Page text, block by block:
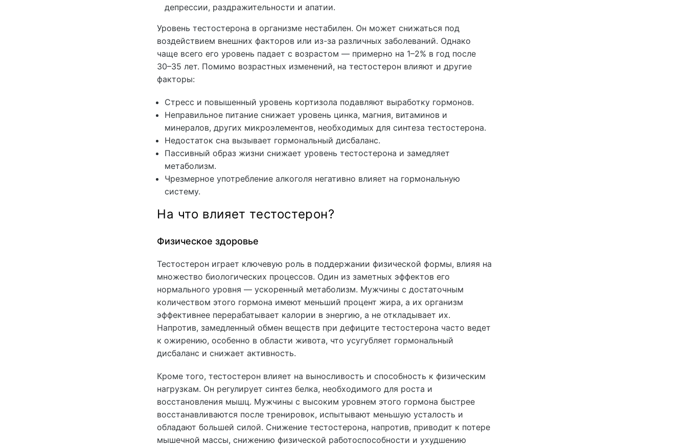
депрессии, раздражительности и апатии.
Уровень тестостерона в организме нестабилен. Он может снижаться под
воздействием внешних факторов или из-за различных заболеваний. Однако
чаще всего его уровень падает с возрастом — примерно на 1–2% в год после
30–35 лет. Помимо возрастных изменений, на тестостерон влияют и другие
факторы:
Стресс и повышенный уровень кортизола подавляют выработку гормонов.
Неправильное питание снижает уровень цинка, магния, витаминов и
минералов, других микроэлементов, необходимых для синтеза тестостерона.
Недостаток сна вызывает гормональный дисбаланс.
Пассивный образ жизни снижает уровень тестостерона и замедляет
метаболизм.
Чрезмерное употребление алкоголя негативно влияет на гормональную
систему.
На что влияет тестостерон?
Физическое здоровье
Тестостерон играет ключевую роль в поддержании физической формы, влияя на
множество биологических процессов. Один из заметных эффектов его
нормального уровня — ускоренный метаболизм. Мужчины с достаточным
количеством этого гормона имеют меньший процент жира, а их организм
эффективнее перерабатывает калории в энергию, а не откладывает их.
Напротив, замедленный обмен веществ при дефиците тестостерона часто ведет
к ожирению, особенно в области живота, что усугубляет гормональный
дисбаланс и снижает активность.
Кроме того, тестостерон влияет на выносливость и способность к физическим
нагрузкам. Он регулирует синтез белка, необходимого для роста и
восстановления мышц. Мужчины с высоким уровнем этого гормона быстрее
восстанавливаются после тренировок, испытывают меньшую усталость и
обладают большей силой. Снижение тестостерона, напротив, приводит к потере
мышечной массы, снижению физической работоспособности и ухудшению